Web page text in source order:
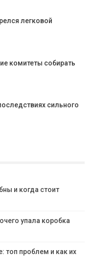
легковой
комитеты собирать
сильного
и когда стоит
упала коробка
топ проблем и как их